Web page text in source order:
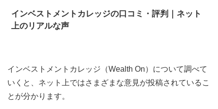
インベストメントカレッジの口コミ・評判｜ネット
上のリアルな声
インベストメントカレッジ（Wealth On）について調べて
いくと、ネット上ではさまざまな意見が投稿されているこ
とが分かります。